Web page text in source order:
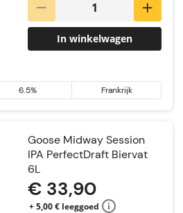
In winkelwagen
6.5% Frankrijk
Goose Midway Session
IPA PerfectDraft Biervat
6L
€ 33,90
+ 5,00 € leeggoed